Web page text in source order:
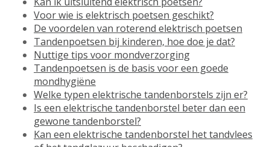
Voor wie is elektrisch poetsen geschikt?
De voordelen van roterend elektrisch poetsen
Tandenpoetsen bij kinderen, hoe doe je dat?
Nuttige tips voor mondverzorging
Tandenpoetsen is de basis voor een goede
mondhygiëne
Welke typen elektrische tandenborstels zijn er?
Is een elektrische tandenborstel beter dan een
gewone tandenborstel?
Kan een elektrische tandenborstel het tandvlees